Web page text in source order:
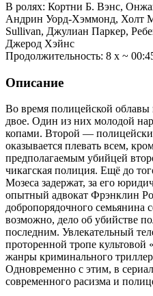
В ролях: Кортни Б. Вэнс,
Андрин Уорд-Хэммонд, Холт
Sullivan, Джулиан Паркер,
Джерод Хэйнс
Продолжительность: 8 х ~
Описание
Во время полицейской
двое. Один из них молодой
копами. Второй —
оказывается плевать всем,
предполагаемым убийцей
чикагская полиция. Ещё до
Мозеса задержат, за его
опытный адвокат Фрэнклин
добропорядочного семьянина
возможно, дело об убийстве
последним. Увлекательный
проторенной тропе
жанры криминального
Одновременно с этим, в
современного расизма и